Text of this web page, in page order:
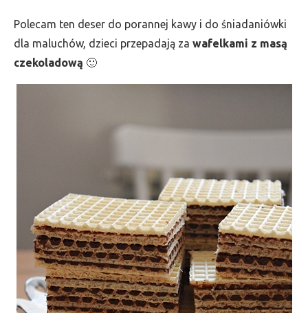
Polecam ten deser do porannej kawy i do śniadaniówki
dla maluchów, dzieci przepadają za wafelkami z masą
czekoladową 🙂